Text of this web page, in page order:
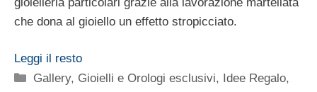
che dona al gioiello un effetto stropicciato.
Leggi il resto
Categorie
Gallery, Gioielli e Orologi esclusivi, Idee Regalo,